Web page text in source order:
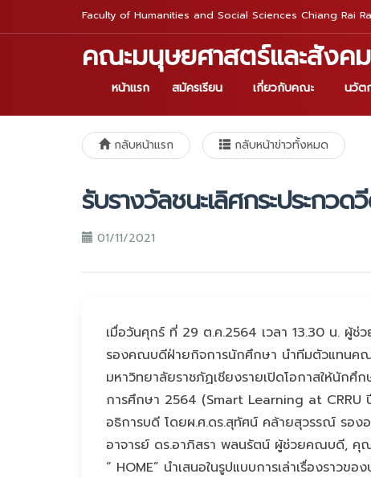
Faculty of Humanities and Social Sciences Chiang Rai
คณะมนุษยศาสตร์และสังค
หน้าแรก สมัครเรียน เกี่ยวกับคณะ นวัต
กลับหน้าแรก กลับหน้าข่าวทั้งหมด
รับรางวัลชนะเลิศกระประกว
01/11/2021
เมื่อวันศุกร์ ที่ 29 ต.ค.2564 เวลา 13.30 น. ผู้
รองคณบดีฝ่ายกิจการนักศึกษา นำทีมตัวแทนคณะ
มหาวิทยาลัยราชภัฏเชียงรายเปิดโอกาสให้นักศึ
การศึกษา 2564 (Smart Learning at CRRU
อธิการบดี โดยผ.ศ.ดร.สุทัศน์ คล้ายสุวรรณ์ รอง
อาจารย์ ดร.อาภิสรา พลนรัตน์ ผู้ช่วยคณบดี, คุ
“ HOME” นำเสนอในรูปแบบการเล่าเรื่องราว